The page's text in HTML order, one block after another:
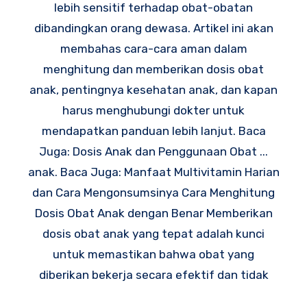
lebih sensitif terhadap obat-obatan
dibandingkan orang dewasa. Artikel ini akan
membahas cara-cara aman dalam
menghitung dan memberikan dosis obat
anak, pentingnya kesehatan anak, dan kapan
harus menghubungi dokter untuk
mendapatkan panduan lebih lanjut. Baca
Juga: Dosis Anak dan Penggunaan Obat ...
anak. Baca Juga: Manfaat Multivitamin Harian
dan Cara Mengonsumsinya Cara Menghitung
Dosis Obat Anak dengan Benar Memberikan
dosis obat anak yang tepat adalah kunci
untuk memastikan bahwa obat yang
diberikan bekerja secara efektif dan tidak